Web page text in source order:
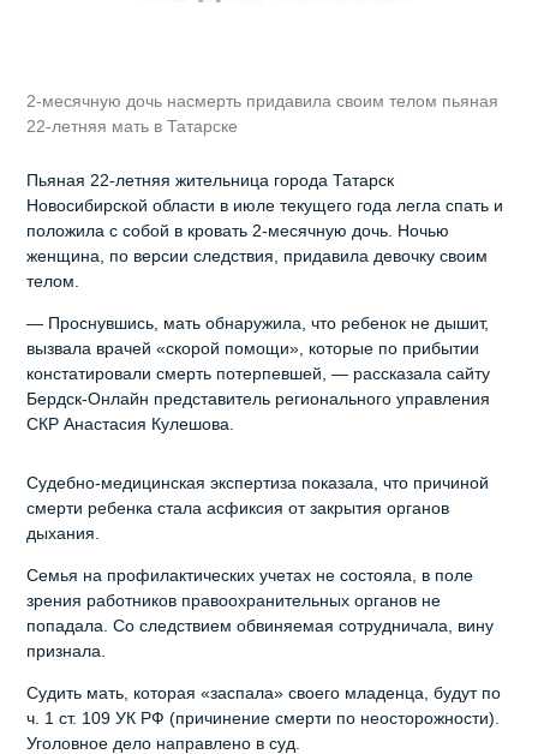
2-месячную дочь насмерть придавила своим телом пьяная
22-летняя мать в Татарске
Пьяная 22-летняя жительница города Татарск
Новосибирской области в июле текущего года легла спать и
положила с собой в кровать 2-месячную дочь. Ночью
женщина, по версии следствия, придавила девочку своим
телом.
— Проснувшись, мать обнаружила, что ребенок не дышит,
вызвала врачей «скорой помощи», которые по прибытии
констатировали смерть потерпевшей, — рассказала сайту
Бердск-Онлайн представитель регионального управления
СКР Анастасия Кулешова.
Судебно-медицинская экспертиза показала, что причиной
смерти ребенка стала асфиксия от закрытия органов
дыхания.
Семья на профилактических учетах не состояла, в поле
зрения работников правоохранительных органов не
попадала. Со следствием обвиняемая сотрудничала, вину
признала.
Судить мать, которая «заспала» своего младенца, будут по
ч. 1 ст. 109 УК РФ (причинение смерти по неосторожности).
Уголовное дело направлено в суд.